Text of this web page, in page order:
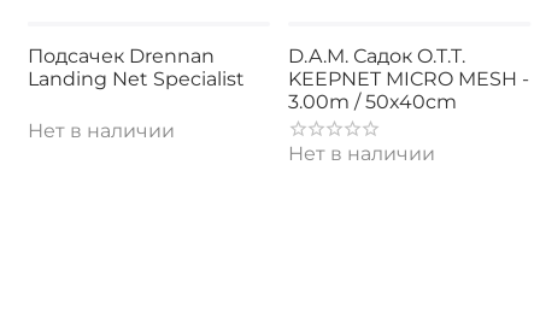
Подсачек Drennan
Landing Net Specialist
Нет в наличии
D.A.M. Садок O.T.T.
KEEPNET MICRO MESH -
3.00m / 50x40cm
Нет в наличии